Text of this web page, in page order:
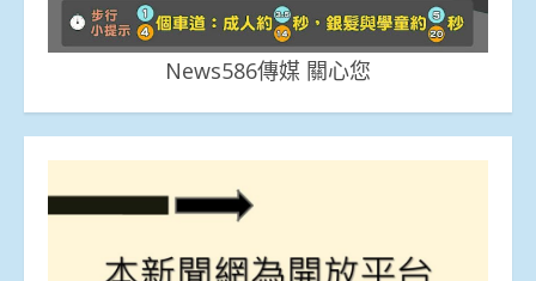
News586傳媒 關心您